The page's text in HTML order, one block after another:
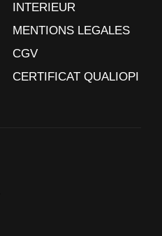
INTERIEUR
MENTIONS LEGALES
CGV
CERTIFICAT QUALIOPI